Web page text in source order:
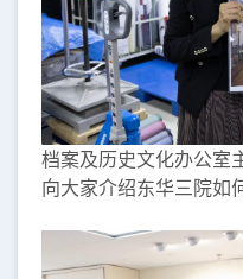
档案及历史文化办公室
向大家介绍东华三院如